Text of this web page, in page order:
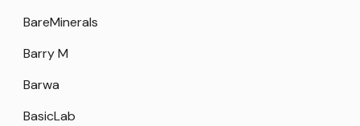
BareMinerals
Barry M
Barwa
BasicLab